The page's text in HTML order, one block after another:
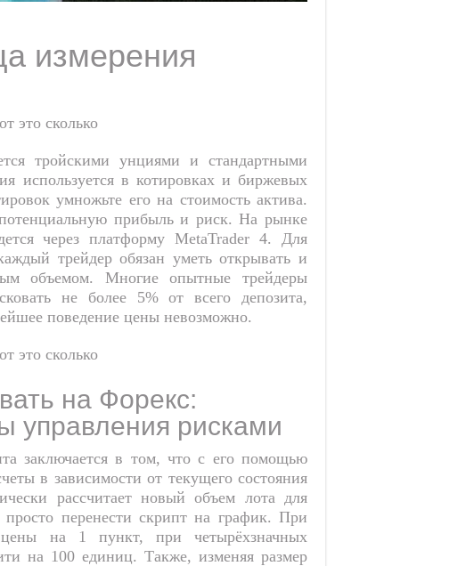
измерения
тройскими унциями и стандартными
используется в котировках и биржевых
умножьте его на стоимость актива.
прибыль и риск. На рынке
через платформу MetaTrader 4. Для
трейдер обязан уметь открывать и
объемом. Многие опытные трейдеры
не более 5% от всего депозита,
поведение цены невозможно.
на Форекс:
управления рисками
заключается в том, что с его помощью
в зависимости от текущего состояния
рассчитает новый объем лота для
перенести скрипт на график. При
на 1 пункт, при четырёхзначных
на 100 единиц. Также, изменяя размер